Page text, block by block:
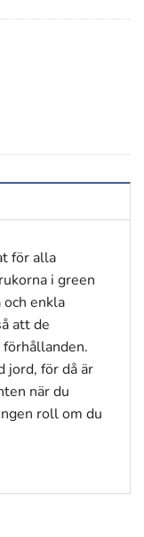
för alla
i green
enkla
att de
jord, för då är
när du
roll om du